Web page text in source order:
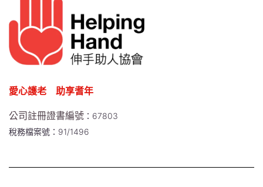
愛心護老 助享耆年
公司註冊證書編號 ：67803
稅務檔案號：91/1496